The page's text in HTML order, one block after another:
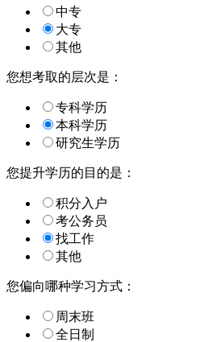
中专
大专
其他
您想考取的层次是：
专科学历
本科学历
研究生学历
您提升学历的目的是：
积分入户
考公务员
找工作
其他
您偏向哪种学习方式：
周末班
全日制